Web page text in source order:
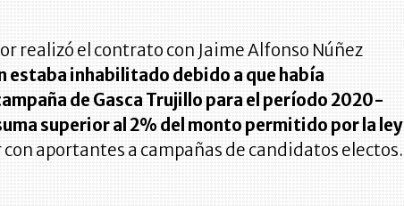
realizó el contrato con Jaime Alfonso Núñez
estaba inhabilitado debido a que había
de Gasca Trujillo para el período 2020-
superior al 2% del monto permitido por la ley
aportantes a campañas de candidatos electos.